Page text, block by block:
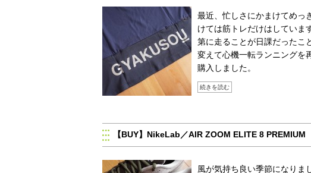
最近、忙しさにかまけてめっ
けては筋トレだけはしていま
第に走ることが日課だったこ
変えて心機一転ランニングを
購入しました。
続きを読む
【BUY】NikeLab／AIR ZOOM ELITE 8 PREMIUM
風が気持ち良い季節になりま